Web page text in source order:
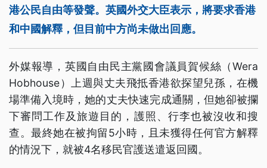
港公民自由等發聲。英國外交大臣表示，將要求香港
和中國解釋，但目前中方尚未做出回應。
外媒報導，英國自由民主黨國會議員賀候絲（Wera
Hobhouse）上週與丈夫飛抵香港欲探望兒孫，在機
場準備入境時，她的丈夫快速完成通關，但她卻被攔
下審問工作及旅遊目的，護照、行李也被沒收和搜
查。最終她在被拘留5小時，且未獲得任何官方解釋
的情況下，就被4名移民官護送遣返回國。